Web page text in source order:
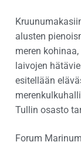
alusten
meren
laivojen
esitellään
Tullin osasto
Forum